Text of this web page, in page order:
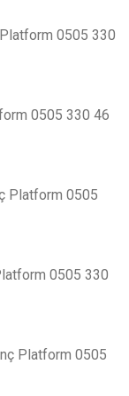
0505 330
0505 330 46
Platform 0505
0505 330
Platform 0505